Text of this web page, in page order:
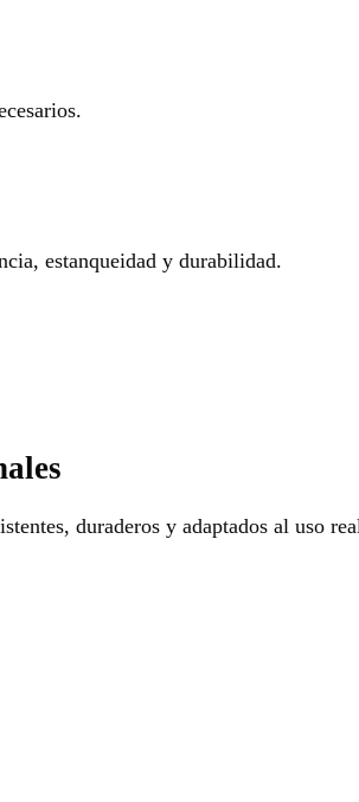
estanqueidad y durabilidad.
duraderos y adaptados al uso